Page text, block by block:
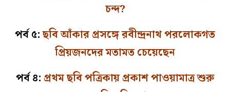
চন্দ?
পর্ব ৫:ছবি আঁকার প্রসঙ্গে রবীন্দ্রনাথ পরলোকগত
প্রিয়জনদের মতামত চেয়েছেন
পর্ব ৪: প্রথম ছবি পত্রিকায় প্রকাশ পাওয়ামাত্র শুরু